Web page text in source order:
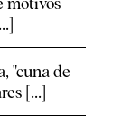
"cuna de
[...]